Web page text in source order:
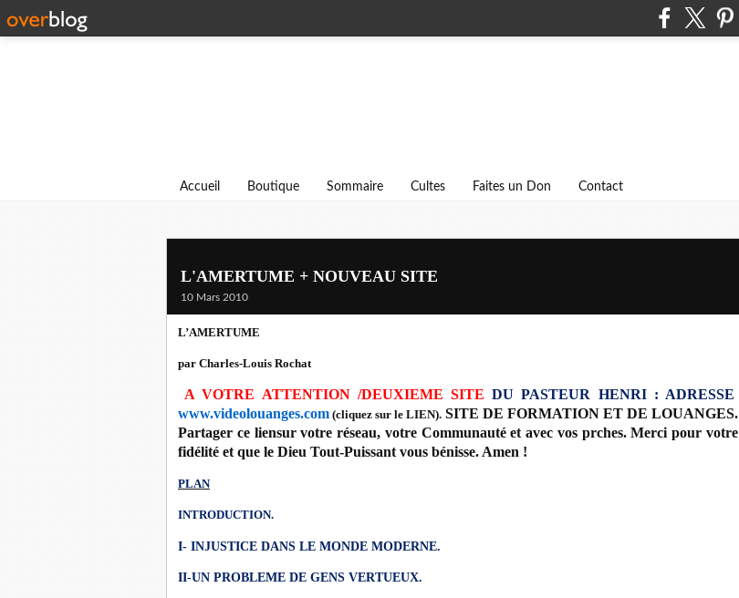
Accueil Boutique Sommaire Cultes Faites un Don Contact
L'AMERTUME + NOUVEAU SITE
10 Mars 2010
L’AMERTUME
par Charles-Louis Rochat
A VOTRE ATTENTION /DEUXIEME SITE DU PASTEUR HENRI : ADRESSE
www.videolouanges.com (cliquez sur le LIEN). SITE DE FORMATION ET DE LOUANGES.
Partager ce liensur votre réseau, votre Communauté et avec vos prches. Merci pour votre
fidélité et que le Dieu Tout-Puissant vous bénisse. Amen !
PLAN
INTRODUCTION.
I- INJUSTICE DANS LE MONDE MODERNE.
II-UN PROBLEME DE GENS VERTUEUX.